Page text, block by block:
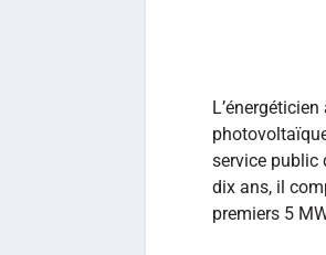
service public
dix ans, il
premiers 5